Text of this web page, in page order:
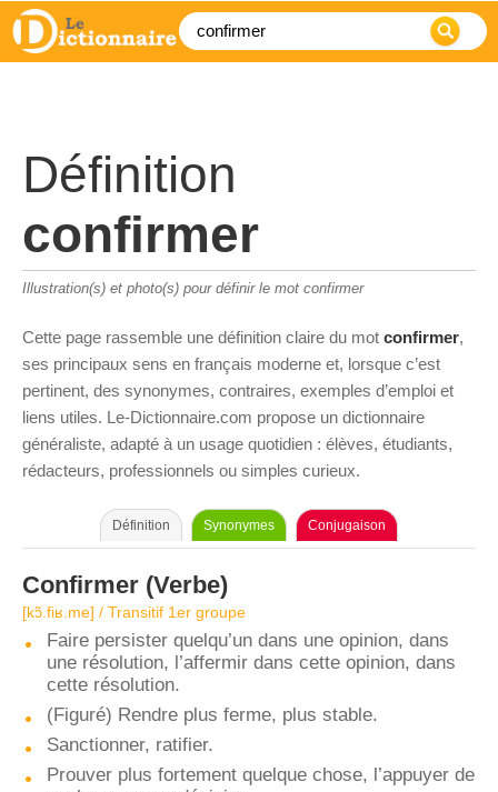
Définition
confirmer
Illustration(s) et photo(s) pour définir le mot confirmer
Cette page rassemble une définition claire du mot confirmer,
ses principaux sens en français moderne et, lorsque c’est
pertinent, des synonymes, contraires, exemples d’emploi et
liens utiles. Le-Dictionnaire.com propose un dictionnaire
généraliste, adapté à un usage quotidien : élèves, étudiants,
rédacteurs, professionnels ou simples curieux.
Définition Synonymes Conjugaison
Confirmer (Verbe)
[kɔ̃.fiʁ.me] / Transitif 1er groupe
Faire persister quelqu’un dans une opinion, dans
une résolution, l’affermir dans cette opinion, dans
cette résolution.
(Figuré) Rendre plus ferme, plus stable.
Sanctionner, ratifier.
Prouver plus fortement quelque chose, l’appuyer de